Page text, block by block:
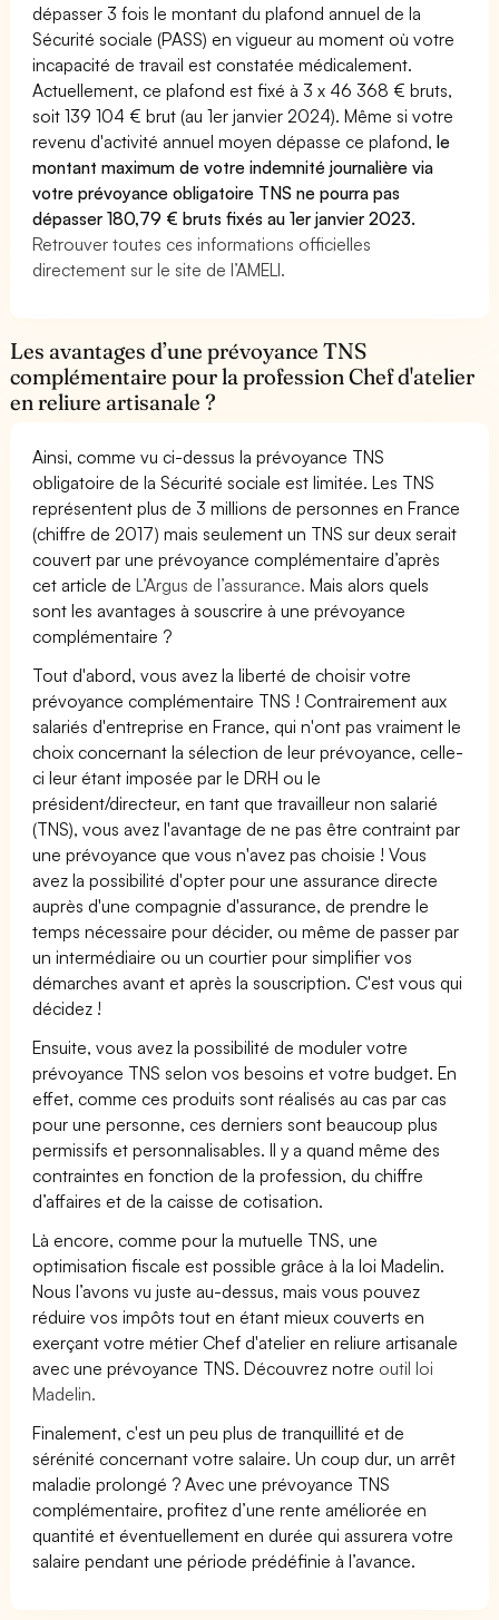
dépasser 3 fois le montant du plafond annuel de la
Sécurité sociale (PASS) en vigueur au moment où votre
incapacité de travail est constatée médicalement.
Actuellement, ce plafond est fixé à 3 x 46 368 € bruts,
soit 139 104 € brut (au 1er janvier 2024). Même si votre
revenu d'activité annuel moyen dépasse ce plafond,le
montant maximum de votre indemnité journalière via
votre prévoyance obligatoire TNS ne pourra pas
dépasser 180,79 € bruts fixés au 1er janvier 2023.
Retrouver toutes ces informations officielles
directement sur le site de l’AMELI.
Les avantages d’une prévoyance TNS
complémentaire pour la profession Chef d'atelier
en reliure artisanale ?
Ainsi, comme vu ci-dessus la prévoyance TNS
obligatoire de la Sécurité sociale est limitée. Les TNS
représentent plus de 3 millions de personnes en France
(chiffre de 2017) mais seulement un TNS sur deux serait
couvert par une prévoyance complémentaire d’après
cet article deL’Argus de l’assurance. Mais alors quels
sont les avantages à souscrire à une prévoyance
complémentaire ?
Tout d'abord, vous avez la liberté de choisir votre
prévoyance complémentaire TNS ! Contrairement aux
salariés d'entreprise en France, qui n'ont pas vraiment le
choix concernant la sélection de leur prévoyance, celle-
ci leur étant imposée par le DRH ou le
président/directeur, en tant que travailleur non salarié
(TNS), vous avez l'avantage de ne pas être contraint par
une prévoyance que vous n'avez pas choisie ! Vous
avez la possibilité d'opter pour une assurance directe
auprès d'une compagnie d'assurance, de prendre le
temps nécessaire pour décider, ou même de passer par
un intermédiaire ou un courtier pour simplifier vos
démarches avant et après la souscription. C'est vous qui
décidez !
Ensuite, vous avez la possibilité de moduler votre
prévoyance TNS selon vos besoins et votre budget. En
effet, comme ces produits sont réalisés au cas par cas
pour une personne, ces derniers sont beaucoup plus
permissifs et personnalisables. Il y a quand même des
contraintes en fonction de la profession, du chiffre
d’affaires et de la caisse de cotisation.
Là encore, comme pour la mutuelle TNS, une
optimisation fiscale est possible grâce à la loi Madelin.
Nous l’avons vu juste au-dessus, mais vous pouvez
réduire vos impôts tout en étant mieux couverts en
exerçant votre métier Chef d'atelier en reliure artisanale
avec une prévoyance TNS. Découvrez notre outil loi
Madelin.
Finalement, c'est un peu plus de tranquillité et de
sérénité concernant votre salaire. Un coup dur, un arrêt
maladie prolongé ? Avec une prévoyance TNS
complémentaire, profitez d’une rente améliorée en
quantité et éventuellement en durée qui assurera votre
salaire pendant une période prédéfinie à l’avance.